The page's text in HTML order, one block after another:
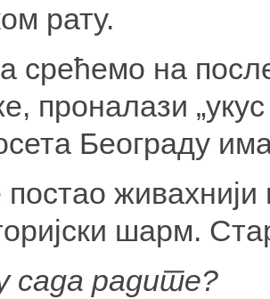
рату.
срећемо на
проналази
Београду
постао
шарм.
сада радите?